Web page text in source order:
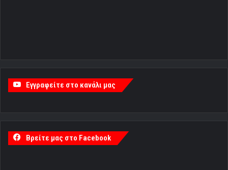
Εγγραφείτε στο κανάλι μας
Βρείτε μας στο Facebook